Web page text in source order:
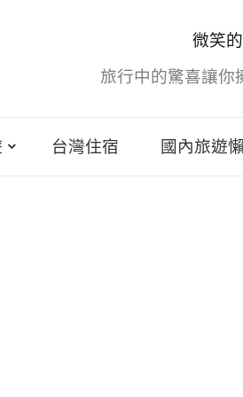
微笑
旅行中的驚喜讓
台灣住宿 國內旅遊